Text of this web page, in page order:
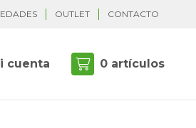
OUTLET CONTACTO
cuenta 0 artículos